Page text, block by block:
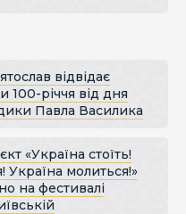
відвідає
100-річчя від дня
Павла Василика
«Україна стоїть!
Україна молиться!»
на фестивалі